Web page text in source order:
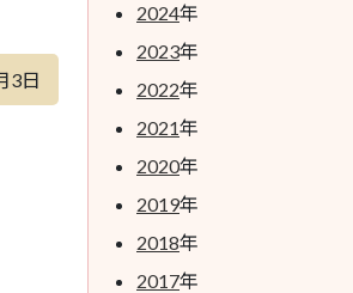
3日
2024年
2023年
2022年
2021年
2020年
2019年
2018年
2017年